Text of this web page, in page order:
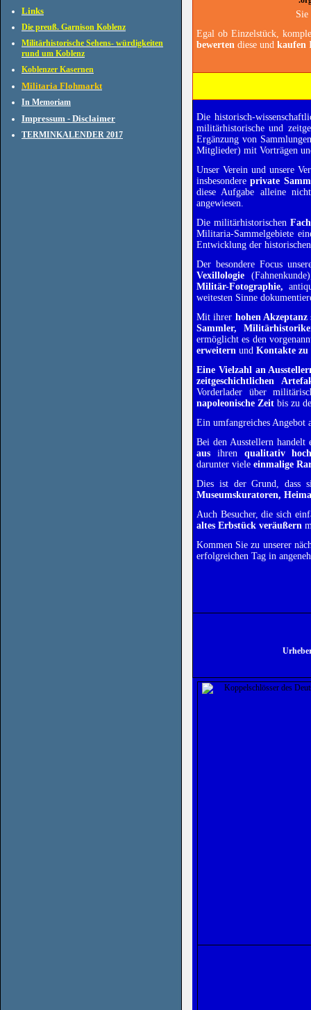
Links
Die preuß. Garnison Koblenz
Militärhistorische Sehens- würdigkeiten
rund um Koblenz
Koblenzer Kasernen
Militaria Flohmarkt
In Memoriam
Impressum - Disclaimer
TERMINKALENDER 2017
Egal ob Einzelstück,
bewerten diese und kaufen
Die historisch-
militärhistorische und
Ergänzung von
Mitglieder) mit Vorträgen
Unser Verein und unsere
insbesondereprivate
diese Aufgabe alleine
angewiesen.
Die militärhistorischen
Militaria-Sammelgebiete
Entwicklung der
Der besondere Focus
Vexillologie
Militär-Fotographie,
weitesten Sinne
Mit ihrer hohen Akzeptanz
Sammler,
ermöglicht es den
erweitern und Kontakte zu
Eine Vielzahl an
zeitgeschichtlichen
Vorderlader über
napoleonische Zeit bis zu
Ein umfangreiches Angebot
Bei den Ausstellern handelt
aus ihren qualitativ
darunter viele einmalige
Dies ist der Grund, dass
Museumskuratoren,
Auch Besucher, die sich
altes Erbstück veräußern
Kommen Sie zu unserer
erfolgreichen Tag in